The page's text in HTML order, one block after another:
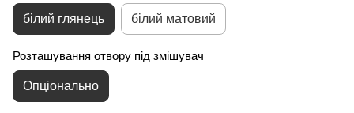
білий глянець білий матовий
Розташування отвору під змішувач
Опціонально